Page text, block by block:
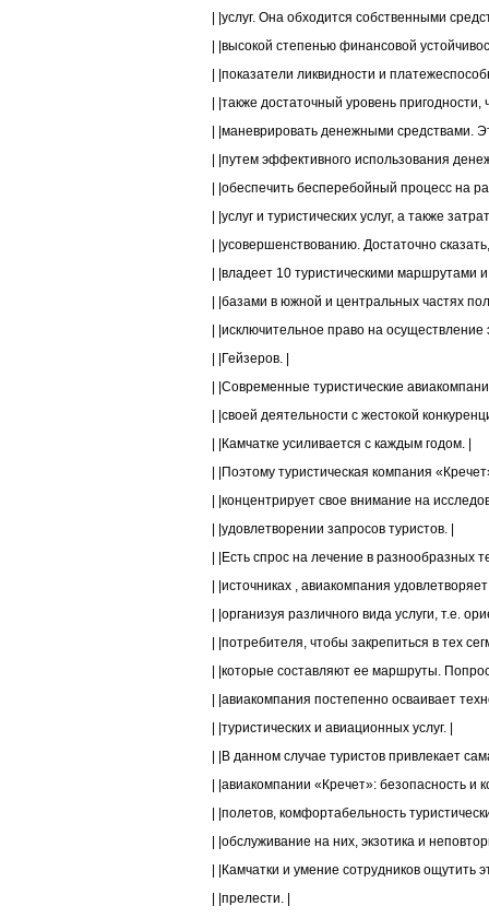
| |услуг. Она обходится собственными
| |высокой степенью финансовой
| |показатели ликвидности и
| |также достаточный уровень
| |маневрировать денежными средствами.
| |путем эффективного использования
| |обеспечить бесперебойный процесс на
| |услуг и туристических услуг, а также
| |усовершенствованию. Достаточно
| |владеет 10 туристическими маршрутами
| |базами в южной и центральных частях
| |исключительное право на осуществление
| |Гейзеров. |
| |Современные туристические
| |своей деятельности с жестокой
| |Камчатке усиливается с каждым годом. |
| |Поэтому туристическая компания
| |концентрирует свое внимание на
| |удовлетворении запросов туристов. |
| |Есть спрос на лечение в разнообразных
| |источниках , авиакомпания
| |организуя различного вида услуги, т.е.
| |потребителя, чтобы закрепиться в тех
| |которые составляют ее маршруты.
| |авиакомпания постепенно осваивает
| |туристических и авиационных услуг. |
| |В данном случае туристов привлекает
| |авиакомпании «Кречет»: безопасность и
| |полетов, комфортабельность
| |обслуживание на них, экзотика и
| |Камчатки и умение сотрудников ощутить
| |прелести. |